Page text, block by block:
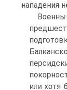
нападения
или хотя